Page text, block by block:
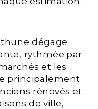
dégage
rythmée par
et les
principalement
rénovés et
de ville,